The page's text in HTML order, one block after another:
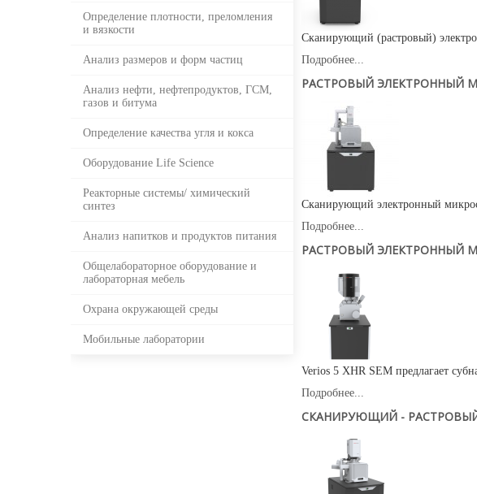
Определение плотности, преломления
и вязкости
Анализ размеров и форм частиц
Анализ нефти, нефтепродуктов, ГСМ,
газов и битума
Определение качества угля и кокса
Оборудование Life Science
Реакторные системы/ химический
синтез
Анализ напитков и продуктов питания
Общелабораторное оборудование и
лабораторная мебель
Охрана окружающей среды
Мобильные лаборатории
Сканирующий (растровый)
Подробнее...
РАСТРОВЫЙ ЭЛЕКТРОННЫЙ
Сканирующий электронный
Подробнее...
РАСТРОВЫЙ ЭЛЕКТРОННЫЙ
Verios 5 XHR SEM предлагает
Подробнее...
СКАНИРУЮЩИЙ - РАСТРОВЫЙ